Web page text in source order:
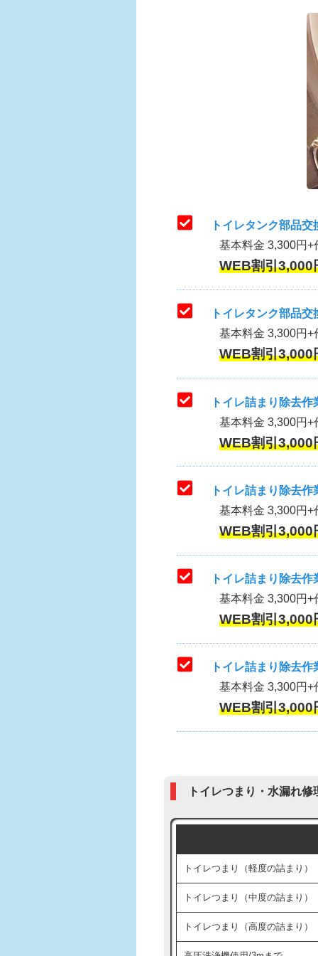
トイレタンク部品
基本料金 3,300円
WEB割引
トイレタンク部品
基本料金 3,300円+
WEB割引
トイレ詰まり除去作
基本料金 3,300円+
WEB割引
トイレ詰まり除去
基本料金 3,300円+
WEB割引
トイレ詰まり除去
基本料金 3,300円+
WEB割引
トイレ詰まり除去
基本料金 3,300円+
WEB割引
トイレつまり・水漏れ
トイレつまり（軽度の詰まり）
トイレつまり（中度の詰まり）
トイレつまり（高度の詰まり）